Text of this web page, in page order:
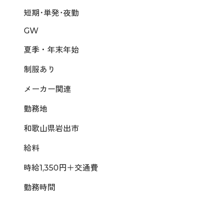
短期･単発･夜勤
GW
夏季・年末年始
制服あり
メーカー関連
勤務地
和歌山県岩出市
給料
時給1,350円＋交通費
勤務時間